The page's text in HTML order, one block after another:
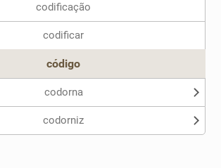
apresentados me ajudou
codificação
codificar
código
codorna
codorniz